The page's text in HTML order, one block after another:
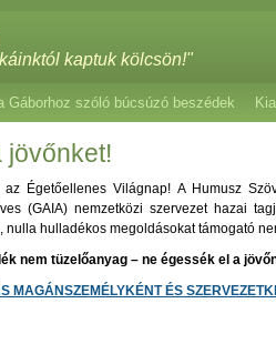
kaptuk kölcsön!"
Gáborhoz szóló búcsúzó beszédek
jövőnket!
az Égetőellenes Világnap! A Humusz
(GAIA) nemzetközi szervezet hazai
nulla hulladékos megoldásokat támogató
nem tüzelőanyag – ne égessék el a
MAGÁNSZEMÉLYKÉNT ÉS